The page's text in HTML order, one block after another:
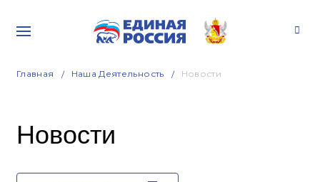
Главная Наша Деятельность Новости
Новости